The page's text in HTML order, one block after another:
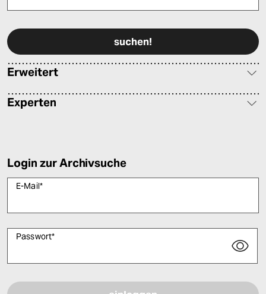
Erweitert
Experten
Login zur Archivsuche
E-Mail*
Passwort*